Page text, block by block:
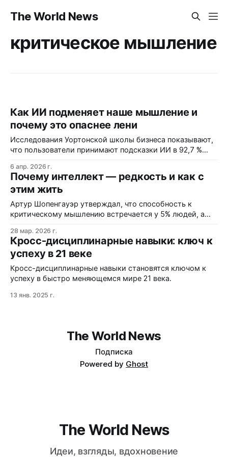
The World News
критическое мышление
Как ИИ подменяет наше мышление и
почему это опаснее лени
Исследования Уортонской школы бизнеса показывают,
что пользователи принимают подсказки ИИ в 92,7 %
капитуляция, или перекладывание мышления на
внешние системы, меняет не только скорость принятия
решений, но и качество самих решений. Когда ИИ
становится…
6 апр. 2026 г.
Почему интеллект — редкость и как с
этим жить
Артур Шопенгауэр утверждал, что способность к
критическому мышлению встречается у 5% людей, а
взаимодействовать с большинством, которое не
способно воспринимать сложные идеи, и почему
уединение становится необходимым для умных?
28 мар. 2026 г.
Кросс-дисциплинарные навыки: ключ к
успеху в 21 веке
Кросс-дисциплинарные навыки становятся ключом к
успеху в быстро меняющемся мире 21 века.
13 янв. 2025 г.
The World News
Подписка
Powered by Ghost
The World News
Идеи, взгляды, вдохновение